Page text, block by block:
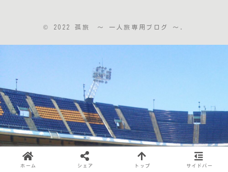
© 2022 孤旅 〜 一人旅専用ブログ ～.
ホーム シェア トップ サイドバー